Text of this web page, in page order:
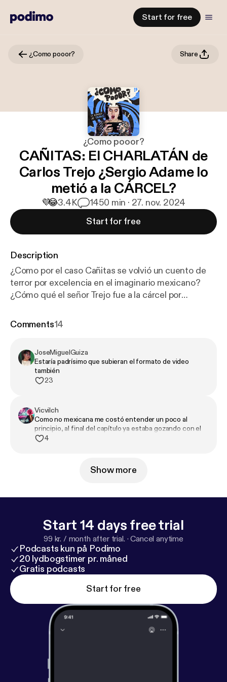
Start for free
¿Como pooor? Share
¿Como pooor?
CAÑITAS: El CHARLATÁN de
Carlos Trejo ¿Sergio Adame lo
metió a la CÁRCEL?
💜😂3.4K 1450 min · 27. nov. 2024
Start for free
Description
¿Como por el caso Cañitas se volvió un cuento de
terror por excelencia en el imaginario mexicano?
¿Cómo qué el señor Trejo fue a la cárcel por
desde acusaciones de golpear a sus parejas ¿Cómo
punto de que lo acusa de haberlo intentado matar,
teniendo como resultado un muerto que no es él y
aún así querer enfrentarse con el supuesto autor de
Comments14
JoseMiguelGuiza
Estaría padrísimo que subieran el formato de video
también
23
Vicvilch
Como no mexicana me costó entender un poco al
principio, al final del capítulo ya estaba gozando con el
chisme de alguien que no conozco
4
Show more
Start 14 days free trial
99 kr. / month after trial. ·Cancel anytime
Podcasts kun på Podimo
20 lydbogstimer pr. måned
Gratis podcasts
Start for free